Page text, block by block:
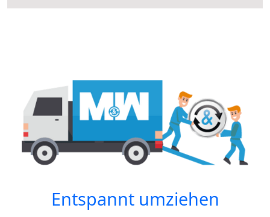
Entspannt umziehen